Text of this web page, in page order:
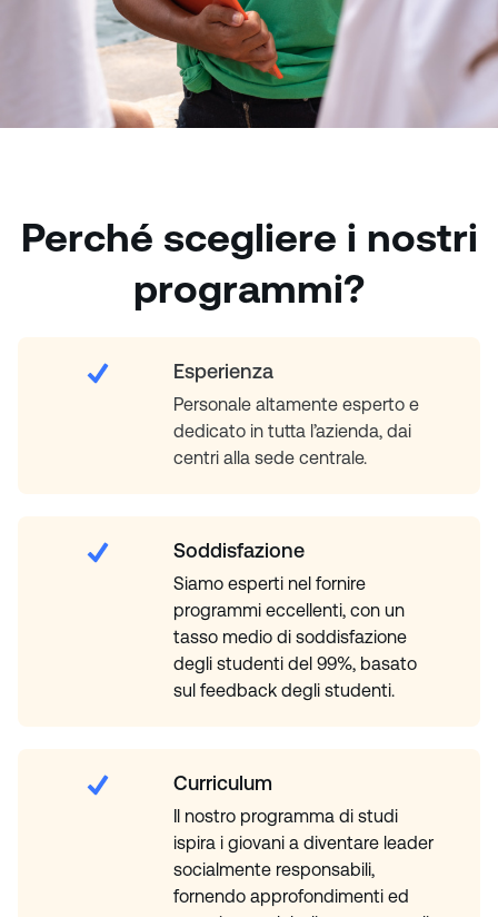
Perché scegliere i nostri
programmi?
Esperienza
Personale altamente esperto e
dedicato in tutta l’azienda, dai
centri alla sede centrale.
Soddisfazione
Siamo esperti nel fornire
programmi eccellenti, con un
tasso medio di soddisfazione
degli studenti del 99%, basato
sul feedback degli studenti.
Curriculum
Il nostro programma di studi
ispira i giovani a diventare leader
socialmente responsabili,
fornendo approfondimenti ed